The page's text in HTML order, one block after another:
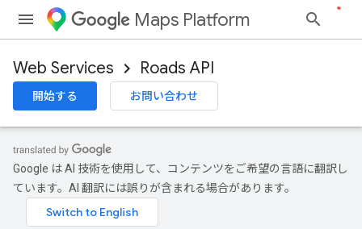
Maps Platform
Web Services Roads API
開始する お問い合わせ
Google は AI 技術を使用して、コンテンツをご希望の言語に翻訳し
ています。AI 翻訳には誤りが含まれる場合があります。